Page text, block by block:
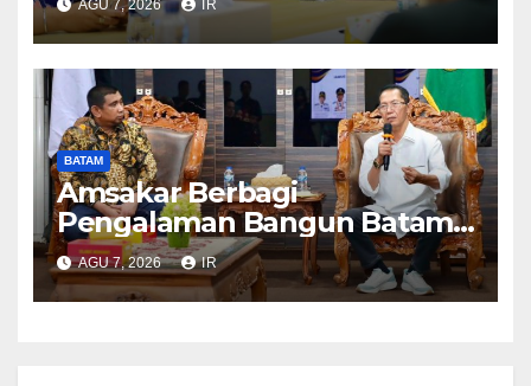
Pelayanan dan Ketersediaan
Obat Aman
AGU 7, 2026 IR
BATAM
Amsakar Berbagi
Pengalaman Bangun Batam,
DPRD Dumai Dalami
Pendidikan hingga Investasi
AGU 7, 2026 IR